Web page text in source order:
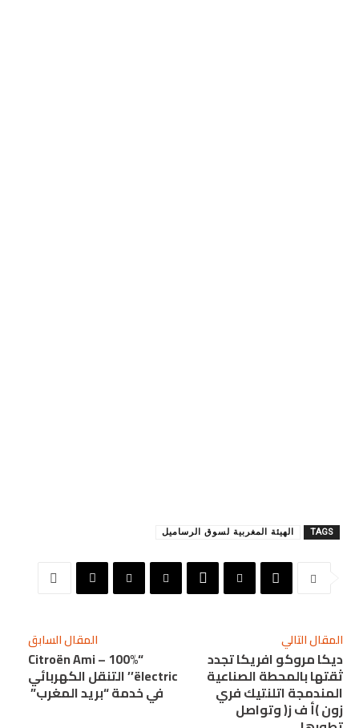
TAGS الهيئة المغربية لسوق الرساميل
المقال السابق
“Citroën Ami – 100%
ëlectric’’ التنقل الكهربائي
في خدمة “بريد المغرب”
المقال التالي
ديكا مروكو افريكا تجدد
ثقتها بالمحطة الصناعية
المندمجة اتلنتيك فري
زون )أ ف ز( وتواصل